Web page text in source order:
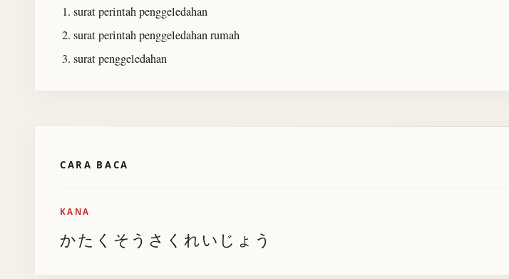
surat perintah penggeledahan
surat perintah penggeledahan rumah
surat penggeledahan
CARA BACA
KANA
かたくそうさくれいじょう